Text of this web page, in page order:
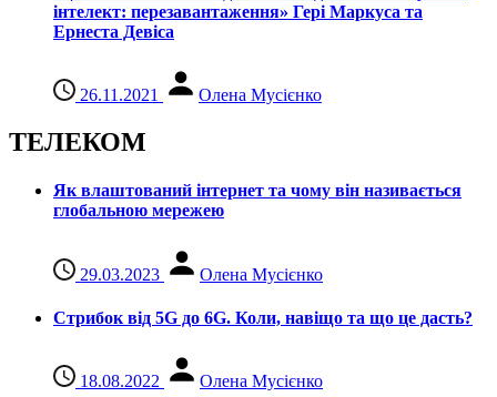
інтелект: перезавантаження» Гері Маркуса та
Ернеста Девіса
26.11.2021 Олена Мусієнко
ТЕЛЕКОМ
Як влаштований інтернет та чому він називається
глобальною мережею
29.03.2023 Олена Мусієнко
Стрибок від 5G до 6G. Коли, навіщо та що це даcть?
18.08.2022 Олена Мусієнко